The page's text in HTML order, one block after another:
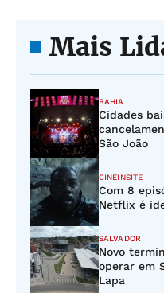
Mais
BAHIA
Cidades
São João
CINEINSITE
Com 8
Netflix é
SALVADOR
Novo
operar em
Lapa